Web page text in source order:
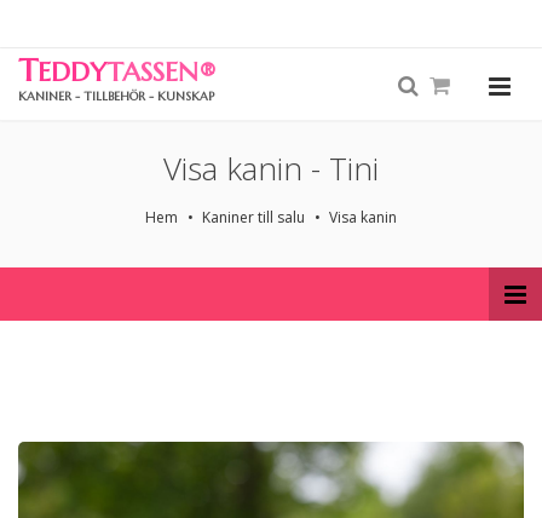
TEDDYTASSEN®
KANINER - TILLBEHÖR - KUNSKAP
Visa kanin - Tini
Hem Kaniner till salu Visa kanin